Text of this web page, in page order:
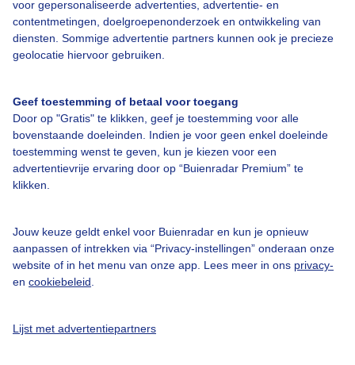
voor gepersonaliseerde advertenties, advertentie- en
contentmetingen, doelgroepenonderzoek en ontwikkeling van
diensten. Sommige advertentie partners kunnen ook je precieze
geolocatie hiervoor gebruiken.
Geef toestemming of betaal voor toegang
Door op "Gratis" te klikken, geef je toestemming voor alle
bovenstaande doeleinden. Indien je voor geen enkel doeleinde
toestemming wenst te geven, kun je kiezen voor een
advertentievrije ervaring door op “Buienradar Premium” te
klikken.
Jouw keuze geldt enkel voor Buienradar en kun je opnieuw
aanpassen of intrekken via “Privacy-instellingen” onderaan onze
website of in het menu van onze app. Lees meer in ons privacy-
en cookiebeleid
Lijst met advertentiepartners
Over Buienradar
Veelgestelde vragen
Toegankelijkheid
Buienradar Team
Privacy beleid
Privacy instellingen